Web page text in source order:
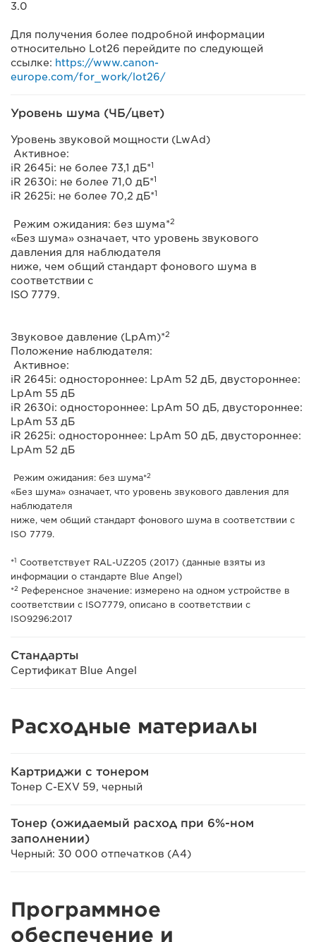
3.0
Для получения более подробной информации
относительно Lot26 перейдите по следующей
ссылке: https://www.canon-
europe.com/for_work/lot26/
Уровень шума (ЧБ/цвет)
Уровень звуковой мощности (LwAd)
Активное:
iR 2645i: не более 73,1 дБ*1
iR 2630i: не более 71,0 дБ*1
iR 2625i: не более 70,2 дБ*1
Режим ожидания: без шума*2
«Без шума» означает, что уровень звукового
давления для наблюдателя
ниже, чем общий стандарт фонового шума в
соответствии с
ISO 7779.
Звуковое давление (LpAm)*2
Положение наблюдателя:
Активное:
iR 2645i: одностороннее: LpAm 52 дБ, двустороннее:
LpAm 55 дБ
iR 2630i: одностороннее: LpAm 50 дБ, двустороннее:
LpAm 53 дБ
iR 2625i: одностороннее: LpAm 50 дБ, двустороннее:
LpAm 52 дБ
Режим ожидания: без шума*2
«Без шума» означает, что уровень звукового давления для
наблюдателя
ниже, чем общий стандарт фонового шума в соответствии с
ISO 7779.
*1 Соответствует RAL-UZ205 (2017) (данные взяты из
информации о стандарте Blue Angel)
*2 Референсное значение: измерено на одном устройстве в
соответствии с ISO7779, описано в соответствии с
ISO9296:2017
Стандарты
Сертификат Blue Angel
Расходные материалы
Картриджи с тонером
Тонер C-EXV 59, черный
Тонер (ожидаемый расход при 6%-ном
заполнении)
Черный: 30 000 отпечатков (A4)
Программное
обеспечение и